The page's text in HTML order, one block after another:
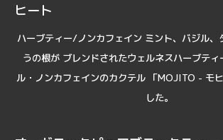
ヒート
ハーブティー/ノンカフェイン ミント、バジル、
うの根が ブレンドされたウェルネスハーブテ
ル・ノンカフェインのカクテル 「MOJITO - モ
した。